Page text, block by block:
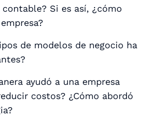
Si es así, ¿cómo
de modelos de negocio ha
ayudó a una empresa
costos? ¿Cómo abordó